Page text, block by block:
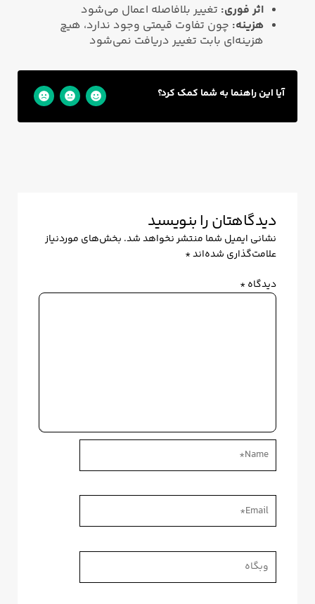
اثر فوری: تغییر بلافاصله اعمال می‌شود
هزینه: چون تفاوت قیمتی وجود ندارد، هیچ
هزینه‌ای بابت تغییر دریافت نمی‌شود
آیا این راهنما به شما کمک کرد؟
دیدگاهتان را بنویسید
نشانی ایمیل شما منتشر نخواهد شد. بخش‌های موردنیاز
علامت‌گذاری شده‌اند*
دیدگاه*
وبگاه